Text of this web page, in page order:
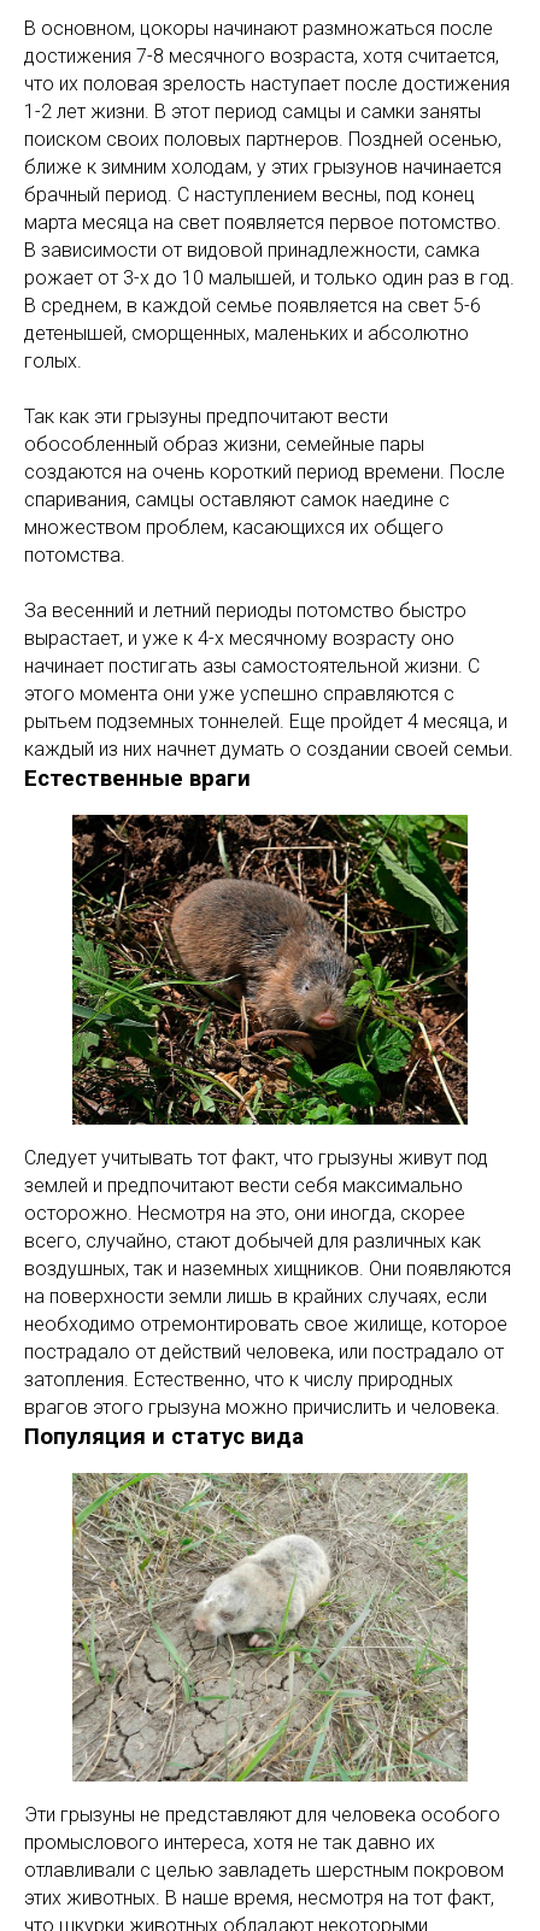
В основном, цокоры начинают размножаться после
достижения 7-8 месячного возраста, хотя считается,
что их половая зрелость наступает после достижения
1-2 лет жизни. В этот период самцы и самки заняты
поиском своих половых партнеров. Поздней осенью,
ближе к зимним холодам, у этих грызунов начинается
брачный период. С наступлением весны, под конец
марта месяца на свет появляется первое потомство.
В зависимости от видовой принадлежности, самка
рожает от 3-х до 10 малышей, и только один раз в год.
В среднем, в каждой семье появляется на свет 5-6
детенышей, сморщенных, маленьких и абсолютно
голых.
Так как эти грызуны предпочитают вести
обособленный образ жизни, семейные пары
создаются на очень короткий период времени. После
спаривания, самцы оставляют самок наедине с
множеством проблем, касающихся их общего
потомства.
За весенний и летний периоды потомство быстро
вырастает, и уже к 4-х месячному возрасту оно
начинает постигать азы самостоятельной жизни. С
этого момента они уже успешно справляются с
рытьем подземных тоннелей. Еще пройдет 4 месяца, и
каждый из них начнет думать о создании своей семьи.
Естественные враги
Следует учитывать тот факт, что грызуны живут под
землей и предпочитают вести себя максимально
осторожно. Несмотря на это, они иногда, скорее
всего, случайно, стают добычей для различных как
воздушных, так и наземных хищников. Они появляются
на поверхности земли лишь в крайних случаях, если
необходимо отремонтировать свое жилище, которое
пострадало от действий человека, или пострадало от
затопления. Естественно, что к числу природных
врагов этого грызуна можно причислить и человека.
Популяция и статус вида
Эти грызуны не представляют для человека особого
промыслового интереса, хотя не так давно их
отлавливали с целью завладеть шерстным покровом
этих животных. В наше время, несмотря на тот факт,
что шкурки животных обладают некоторыми